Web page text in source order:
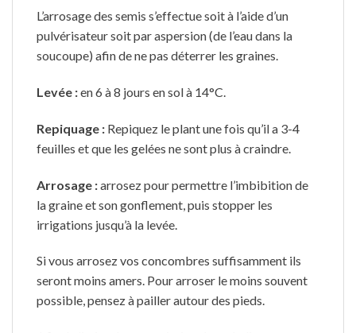
L’arrosage des semis s’effectue soit à l’aide d’un
pulvérisateur soit par aspersion (de l’eau dans la
soucoupe) afin de ne pas déterrer les graines.
Levée :en 6 à 8 jours en sol à 14°C.
Repiquage : Repiquez le plant une fois qu’il a 3-4
feuilles et que les gelées ne sont plus à craindre.
Arrosage :arrosez pour permettre l’imbibition de
la graine et son gonflement, puis stopper les
irrigations jusqu’à la levée.
Si vous arrosez vos concombres suffisamment ils
seront moins amers. Pour arroser le moins souvent
possible, pensez à pailler autour des pieds.